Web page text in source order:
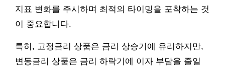
지표 변화를 주시하며 최적의 타이밍을 포착하는 것
이 중요합니다.
특히, 고정금리 상품은 금리 상승기에 유리하지만,
변동금리 상품은 금리 하락기에 이자 부담을 줄일